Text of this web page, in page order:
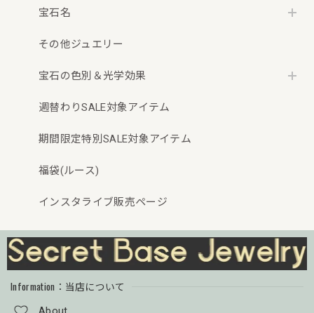
宝石名
その他ジュエリー
宝石の色別＆光学効果
週替わりSALE対象アイテム
期間限定特別SALE対象アイテム
福袋(ルース)
インスタライブ販売ページ
Information：当店について